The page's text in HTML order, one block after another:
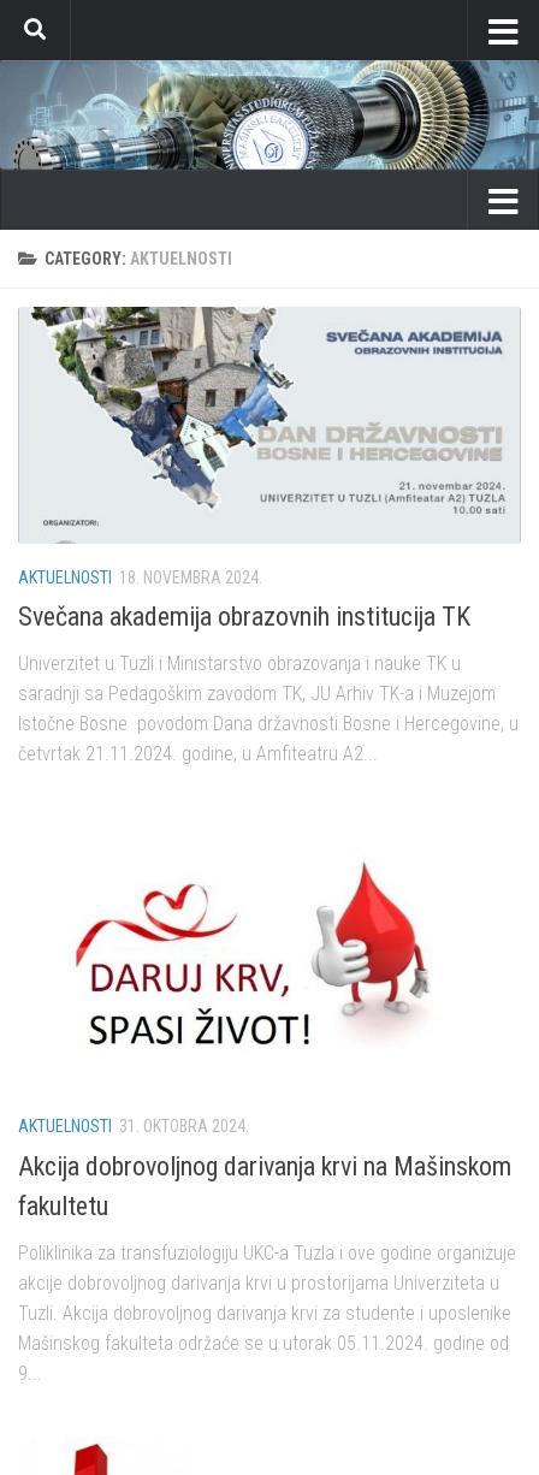
Skip to content
CATEGORY: AKTUELNOSTI
AKTUELNOSTI 18. NOVEMBRA 2024.
Svečana akademija obrazovnih institucija TK
Univerzitet u Tuzli i Ministarstvo obrazovanja i nauke TK u
saradnji sa Pedagoškim zavodom TK, JU Arhiv TK-a i Muzejom
Istočne Bosne povodom Dana državnosti Bosne i Hercegovine, u
četvrtak 21.11.2024. godine, u Amfiteatru A2...
AKTUELNOSTI 31. OKTOBRA 2024.
Akcija dobrovoljnog darivanja krvi na Mašinskom
fakultetu
Poliklinika za transfuziologiju UKC-a Tuzla i ove godine organizuje
akcije dobrovoljnog darivanja krvi u prostorijama Univerziteta u
Tuzli. Akcija dobrovoljnog darivanja krvi za studente i uposlenike
Mašinskog fakulteta održaće se u utorak 05.11.2024. godine od
9...